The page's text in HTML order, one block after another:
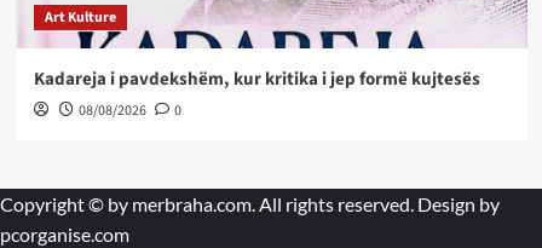
Art Kulture
Kadareja i pavdekshëm, kur kritika i jep formë kujtesës
08/08/2026 0
Copyright © by merbraha.com. All rights reserved. Design by
pcorganise.com